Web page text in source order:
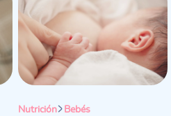
Nutrición Bebés